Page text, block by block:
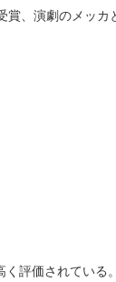
、演劇のメッ
評価されている。